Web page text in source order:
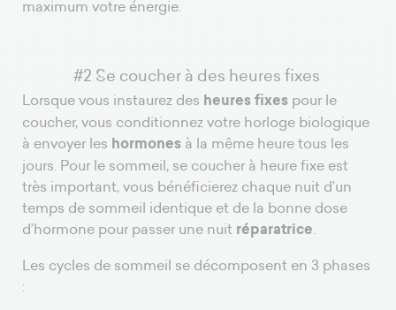
maximum votre énergie.
#2 Se coucher à des heures fixes
Lorsque vous instaurez des heures fixes pour le
coucher, vous conditionnez votre horloge biologique
à envoyer les hormones à la même heure tous les
jours. Pour le sommeil, se coucher à heure fixe est
très important, vous bénéficierez chaque nuit d’un
temps de sommeil identique et de la bonne dose
d’hormone pour passer une nuit réparatrice.
Les cycles de sommeil se décomposent en 3 phases
: